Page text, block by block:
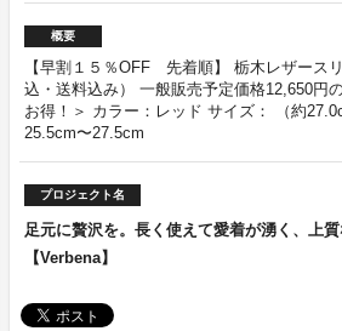
概要
【早割１５％OFF 先着順】 栃木レザース
込・送料込み） 一般販売予定価格12,650円
お得！＞ カラー：レッド サイズ： （約
25.5cm〜27.5cm
プロジェクト名
足元に贅沢を。長く使えて愛着が湧く、上
【Verbena】